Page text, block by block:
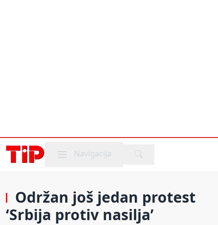
Mobile menu
Navigacija
Održan još jedan protest
‘Srbija protiv nasilja’